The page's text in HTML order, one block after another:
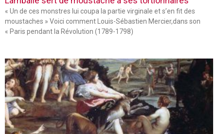
« Un de ces monstres lui coupa la partie virginale et s’en fit des
moustaches » Voici comment Louis-Sébastien Mercier,dans son
« Paris pendant la Révolution (1789-1798)